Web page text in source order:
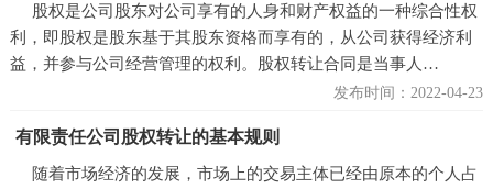
股权是公司股东对公司享有的人身和财产权益的一种综合性权
利，即股权是股东基于其股东资格而享有的，从公司获得经济利
益，并参与公司经营管理的权利。股权转让合同是当事人…
发布时间：2022-04-23
有限责任公司股权转让的基本规则
随着市场经济的发展，市场上的交易主体已经由原本的个人占